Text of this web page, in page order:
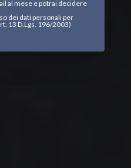
al mese e potrai decidere
dei dati personali per
13 D.Lgs. 196/2003)